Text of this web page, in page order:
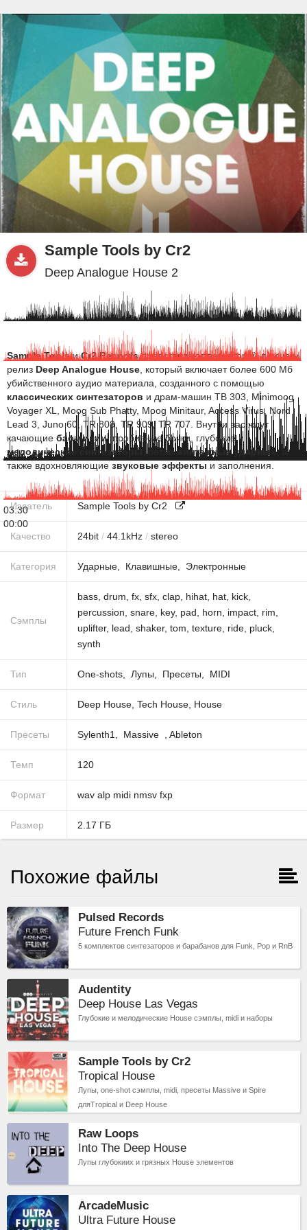
SamplePRO.ru
Sample Tools by Cr2
Deep Analogue House 2
03:30
00:00
Sample ToolsиCr2 Recordsпредставляют вам второй по счету
релиз Deep Analogue House , который включает более 600 Мб
убийственного аудио материала, созданного с помощью
классических синтезаторов и драм-машин TB 303, Minimoog
Voyager XL, Moog Sub Phatty, Moog Minitaur, Access Virus, Nord
Lead 3, Juno 60, TR 808, TR 909, TR 707. Внутри вас ждут
качающие бас-линии, пробивные бочки, глубокие и
мелодические синтезаторы
, петли винтажных ударных , а
также вдохновляющие звуковые эффекты и заполнения.
Издатель Sample Tools by Cr2
Качество 24bit / 44.1 kHz / stereo
Категория Ударные Клавишные Электронные
Сэмплы
bass drum fx sfx clap hihat hat kick
percussion snare key, pad horn impact rim
uplifter, lead shaker, tom texture ride pluck
synth
Тип One-shots Лупы Пресеты MIDI
Стиль Deep House Tech House House
Пресеты Sylenth1 Massive Ableton
Темп 120
Формат wav alp midi nmsv fxp
Размер 2.17 ГБ
Похожие файлы
Pulsed Records
Future French Funk
5 комплектов синтезаторов и барабанов для Funk, Pop и RnB
Audentity
Deep House Las Vegas
Глубокие и мелодические House сэмплы, midi и наборы
Sample Tools by Cr2
Tropical House
Лупы, one-shot сэмплы, midi, пресеты Massive и Spire
дляTropical и Deep House
Raw Loops
Into The Deep House
Лупы глубокиих и грязных House элементов
ArcadeMusic
Ultra Future House